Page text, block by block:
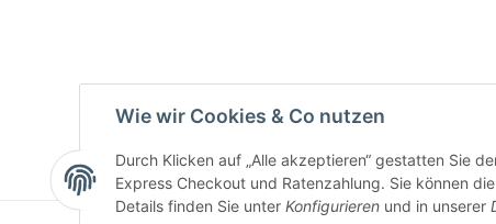
Wie wir Cookies & Co nutzen
Durch Klicken auf „Alle akzeptieren“ gestatten Sie
Express Checkout und Ratenzahlung. Sie können
Details finden Sie unter Konfigurieren und in unserer